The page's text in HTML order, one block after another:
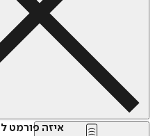
איזה פורמט